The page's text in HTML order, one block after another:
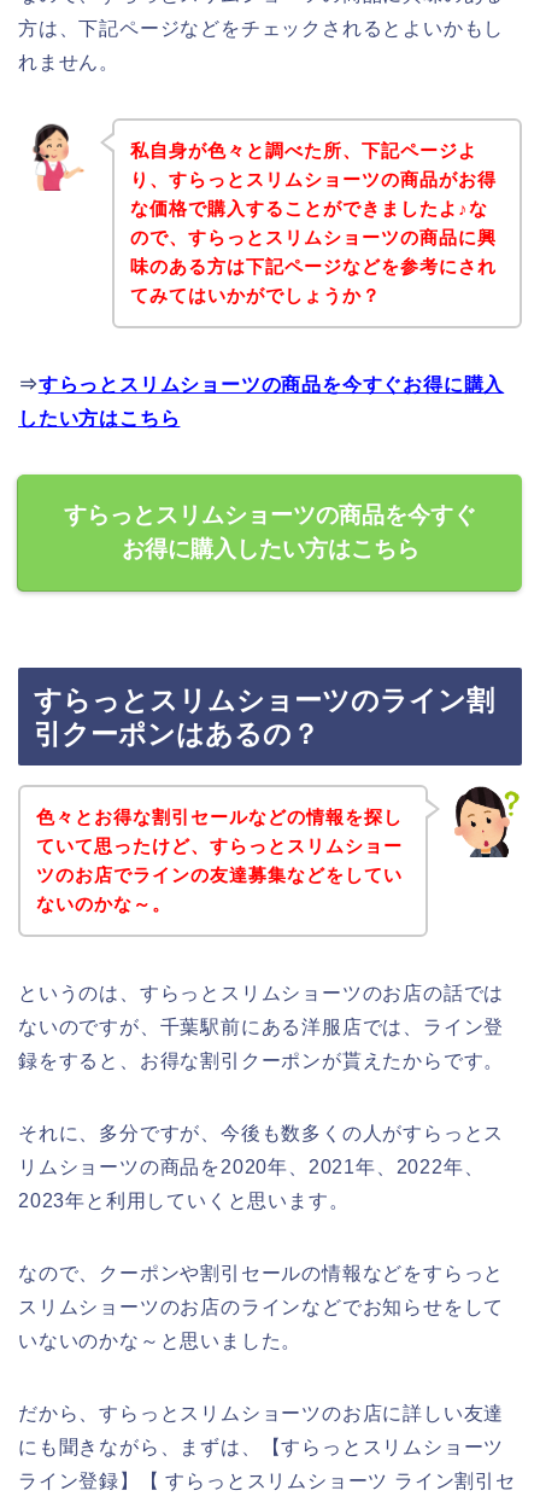
方は、下記ページなどをチェックされるとよいかもし
れません。
私自身が色々と調べた所、下記ページよ
り、すらっとスリムショーツの商品がお得
な価格で購入することができましたよ♪な
ので、すらっとスリムショーツの商品に興
味のある方は下記ページなどを参考にされ
てみてはいかがでしょうか？
⇒すらっとスリムショーツの商品を今すぐお得に購入
したい方はこちら
すらっとスリムショーツの商品を今すぐ
お得に購入したい方はこちら
すらっとスリムショーツのライン割
引クーポンはあるの？
色々とお得な割引セールなどの情報を探し
ていて思ったけど、すらっとスリムショー
ツのお店でラインの友達募集などをしてい
ないのかな～。
というのは、すらっとスリムショーツのお店の話では
ないのですが、千葉駅前にある洋服店では、ライン登
録をすると、お得な割引クーポンが貰えたからです。
それに、多分ですが、今後も数多くの人がすらっとス
リムショーツの商品を2020年、2021年、2022年、
2023年と利用していくと思います。
なので、クーポンや割引セールの情報などをすらっと
スリムショーツのお店のラインなどでお知らせをして
いないのかな～と思いました。
だから、すらっとスリムショーツのお店に詳しい友達
にも聞きながら、まずは、【すらっとスリムショーツ
ライン登録】【 すらっとスリムショーツ ライン割引セ